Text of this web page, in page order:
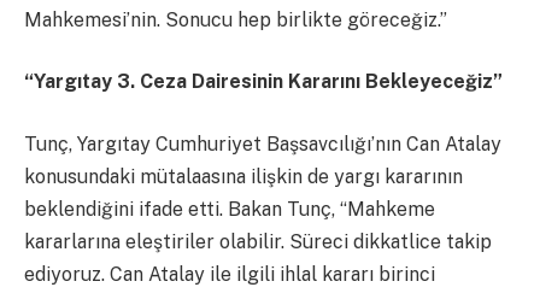
Mahkemesi’nin. Sonucu hep birlikte göreceğiz.”
“Yargıtay 3. Ceza Dairesinin Kararını Bekleyeceğiz”
Tunç, Yargıtay Cumhuriyet Başsavcılığı’nın Can Atalay
konusundaki mütalaasına ilişkin de yargı kararının
beklendiğini ifade etti. Bakan Tunç, “Mahkeme
kararlarına eleştiriler olabilir. Süreci dikkatlice takip
ediyoruz. Can Atalay ile ilgili ihlal kararı birinci